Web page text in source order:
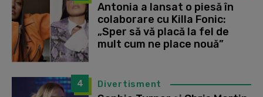
Antonia a lansat o piesă în
colaborare cu Killa Fonic:
„Sper să vă placă la fel de
mult cum ne place nouă”
4 Divertisment